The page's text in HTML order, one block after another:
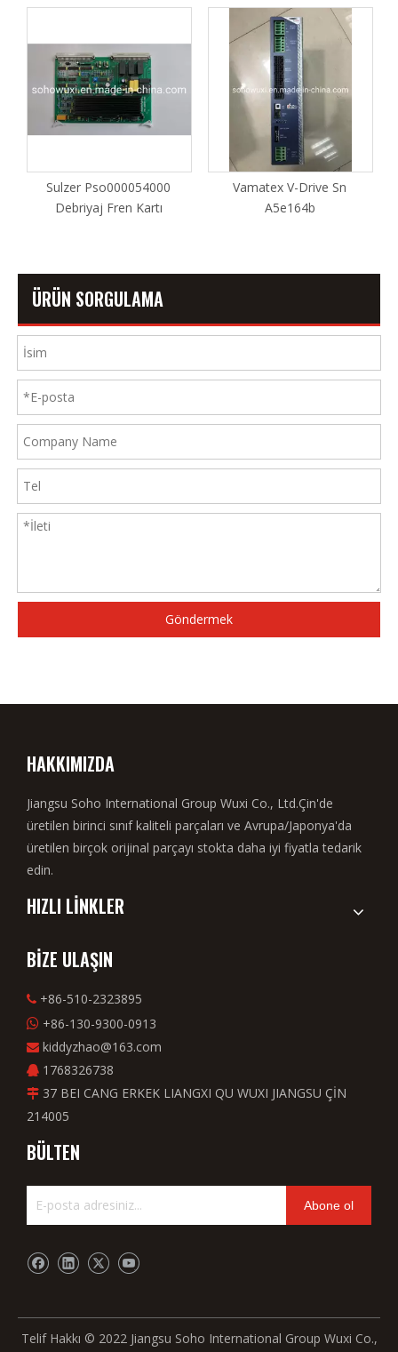
Sulzer Pso000054000
Debriyaj Fren Kartı
Vamatex V-Drive Sn
A5e164b
ÜRÜN SORGULAMA
Göndermek
HAKKIMIZDA
Jiangsu Soho International Group Wuxi Co., Ltd.Çin'de
üretilen birinci sınıf kaliteli parçaları ve Avrupa/Japonya'da
üretilen birçok orijinal parçayı stokta daha iyi fiyatla tedarik
edin.
HIZLI LİNKLER
BİZE ULAŞIN
 +86-510-2323895
 +86-130-9300-0913
 kiddyzhao@163.com
 1768326738
 37 BEI CANG ERKEK LIANGXI QU WUXI JIANGSU ÇİN
214005
BÜLTEN
Abone ol
Telif Hakkı © 2022 Jiangsu Soho International Group Wuxi Co.,